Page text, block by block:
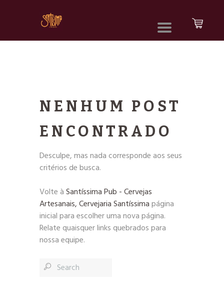
NENHUM POST
ENCONTRADO
Desculpe, mas nada corresponde aos seus
critérios de busca.
Volte àSantíssima Pub - Cervejas
Artesanais, Cervejaria Santíssimapágina
inicial para escolher uma nova página.
Relate quaisquer links quebrados para
nossa equipe.